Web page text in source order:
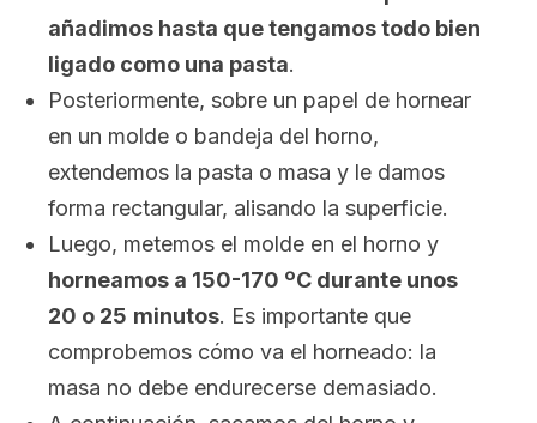
añadimos hasta que tengamos todo bien
ligado como una pasta.
Posteriormente, sobre un papel de hornear
en un molde o bandeja del horno,
extendemos la pasta o masa y le damos
forma rectangular, alisando la superficie.
Luego, metemos el molde en el horno y
horneamos a 150-170 ºC durante unos
20 o 25 minutos. Es importante que
comprobemos cómo va el horneado: la
masa no debe endurecerse demasiado.